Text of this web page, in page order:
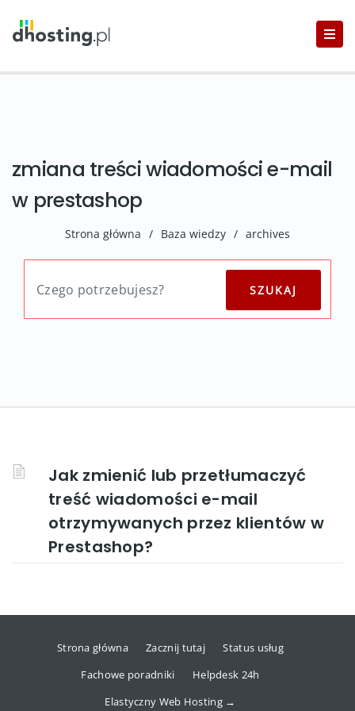
zmiana treści wiadomości e-mail
w prestashop
Strona główna / Baza wiedzy / archives
Jak zmienić lub przetłumaczyć
treść wiadomości e-mail
otrzymywanych przez klientów w
Prestashop?
Strona główna Zacznij tutaj
Status usług
Fachowe poradniki
Helpdesk 24h
Elastyczny Web Hosting →